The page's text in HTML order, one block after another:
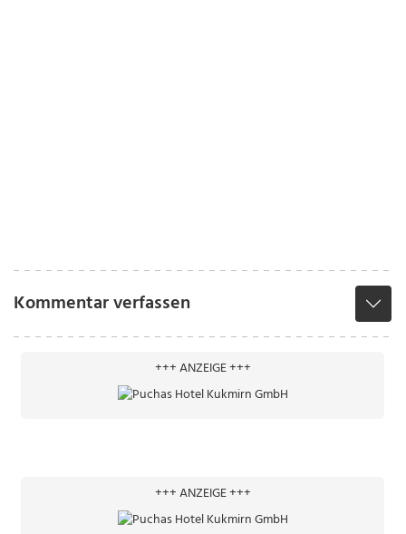
Kommentar verfassen
+++ ANZEIGE +++
+++ ANZEIGE +++